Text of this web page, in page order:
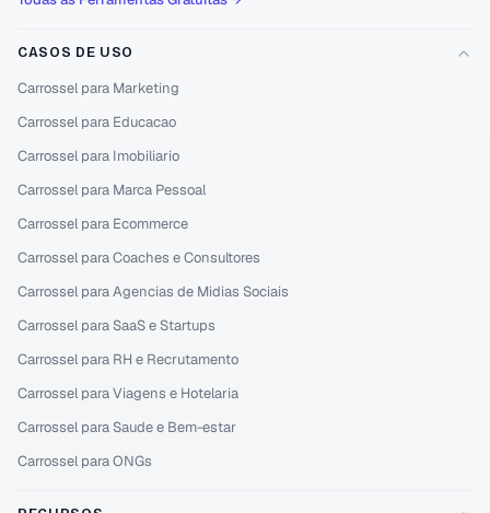
CASOS DE USO
Carrossel para Marketing
Carrossel para Educacao
Carrossel para Imobiliario
Carrossel para Marca Pessoal
Carrossel para Ecommerce
Carrossel para Coaches e Consultores
Carrossel para Agencias de Midias Sociais
Carrossel para SaaS e Startups
Carrossel para RH e Recrutamento
Carrossel para Viagens e Hotelaria
Carrossel para Saude e Bem-estar
Carrossel para ONGs